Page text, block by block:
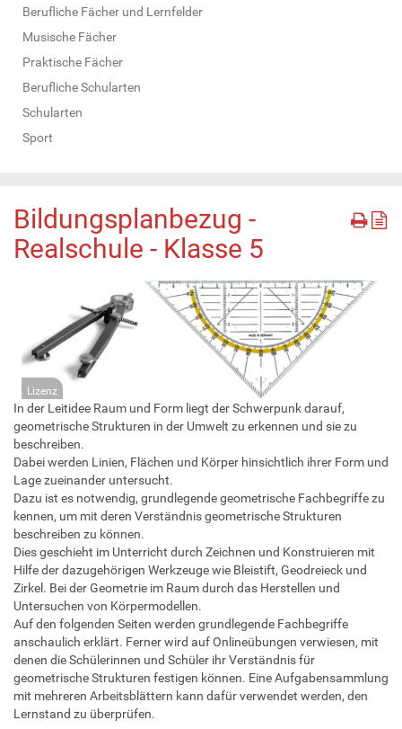
Berufliche Fächer und Lernfelder
Musische Fächer
Praktische Fächer
Berufliche Schularten
Schularten
Sport
Bildungsplanbezug -
Realschule - Klasse 5
Lizenz
In der Leitidee Raum und Form liegt der Schwerpunk darauf,
geometrische Strukturen in der Umwelt zu erkennen und sie zu
beschreiben.
Dabei werden Linien, Flächen und Körper hinsichtlich ihrer Form und
Lage zueinander untersucht.
Dazu ist es notwendig, grundlegende geometrische Fachbegriffe zu
kennen, um mit deren Verständnis geometrische Strukturen
beschreiben zu können.
Dies geschieht im Unterricht durch Zeichnen und Konstruieren mit
Hilfe der dazugehörigen Werkzeuge wie Bleistift, Geodreieck und
Zirkel. Bei der Geometrie im Raum durch das Herstellen und
Untersuchen von Körpermodellen.
Auf den folgenden Seiten werden grundlegende Fachbegriffe
anschaulich erklärt. Ferner wird auf Onlineübungen verwiesen, mit
denen die Schülerinnen und Schüler ihr Verständnis für
geometrische Strukturen festigen können. Eine Aufgabensammlung
mit mehreren Arbeitsblättern kann dafür verwendet werden, den
Lernstand zu überprüfen.